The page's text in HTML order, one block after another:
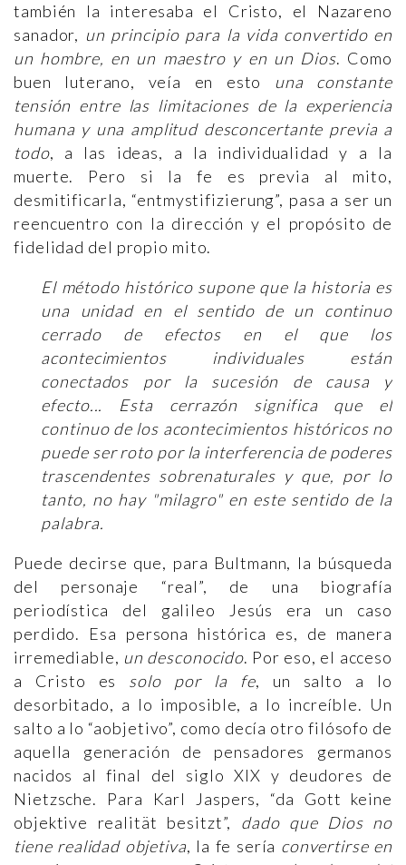
también la interesaba el Cristo, el Nazareno
sanador, un principio para la vida convertido en
un hombre, en un maestro y en un Dios. Como
buen luterano, veía en esto
una constante
tensión entre las limitaciones de la experiencia
humana y una amplitud desconcertante previa a
todo, a las ideas, a la individualidad y a la
muerte. Pero si la fe es previa al mito,
desmitificarla, “entmystifizierung”, pasa a ser un
reencuentro con la dirección y el propósito de
fidelidad del propio mito.
El método histórico supone que la historia es
una unidad en el sentido de un continuo
cerrado de efectos en el que los
acontecimientos individuales están
conectados por la sucesión de causa y
efecto... Esta cerrazón significa que el
continuo de los acontecimientos históricos no
puede ser roto por la interferencia de poderes
trascendentes sobrenaturales y que, por lo
tanto, no hay "milagro" en este sentido de la
palabra.
Puede decirse que, para Bultmann, la búsqueda
del personaje “real”, de una biografía
periodística del galileo Jesús era un caso
perdido. Esa persona histórica es, de manera
irremediable, un desconocido. Por eso, el acceso
a Cristo es solo por la fe, un salto a lo
desorbitado, a lo imposible, a lo increíble. Un
salto a lo “aobjetivo”, como decía otro filósofo de
aquella generación de pensadores germanos
nacidos al final del siglo XIX y deudores de
Nietzsche. Para Karl Jaspers, “da Gott keine
objektive realität besitzt”, dado que Dios no
tiene realidad objetiva, la fe sería convertirse en